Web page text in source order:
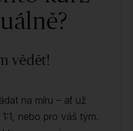
vědět!
na míru – ať už
nebo pro váš tým.